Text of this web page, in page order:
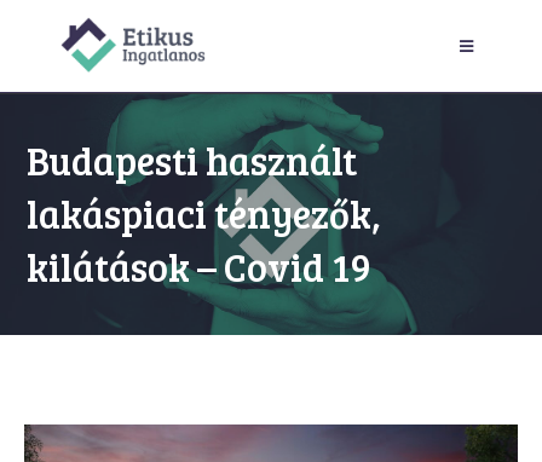
Budapesti használt
lakáspiaci tényezők,
kilátások – Covid 19